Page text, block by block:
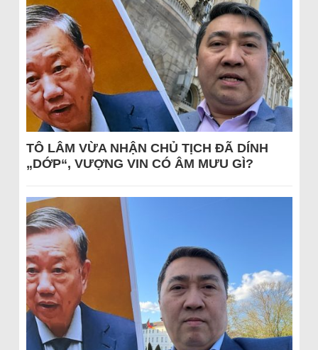
TÔ LÂM VỪA NHẬN CHỦ TỊCH ĐÃ DÍNH
„DỚP“, VƯỢNG VIN CÓ ÂM MƯU GÌ?